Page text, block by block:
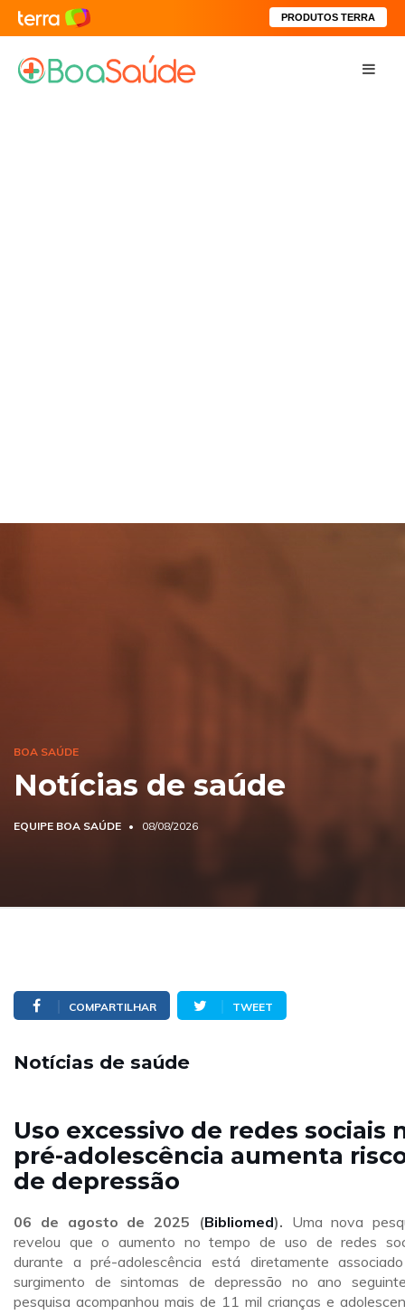
PRODUTOS TERRA
BOA SAÚDE
Notícias de saúde
EQUIPE BOA SAÚDE 08/08/2026
COMPARTILHAR TWEET
Notícias de saúde
Uso excessivo de redes sociais
pré-adolescência aumenta
de depressão
06 de agosto de 2025 (Bibliomed). Uma nova
revelou que o aumento no tempo de uso de redes
durante a pré-adolescência está diretamente
surgimento de sintomas de depressão no ano
pesquisa acompanhou mais de 11 mil crianças e